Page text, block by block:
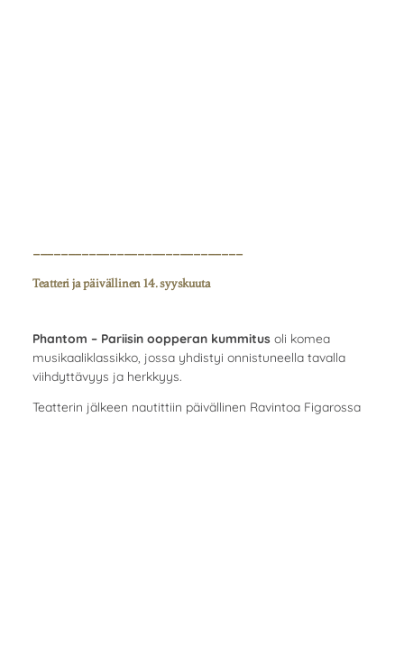
------------------------------
Teatteri ja päivällinen 14. syyskuuta
Phantom – Pariisin oopperan kummitus oli komea
musikaaliklassikko, jossa yhdistyi onnistuneella tavalla
viihdyttävyys ja herkkyys.
Teatterin jälkeen nautittiin päivällinen Ravintoa Figarossa